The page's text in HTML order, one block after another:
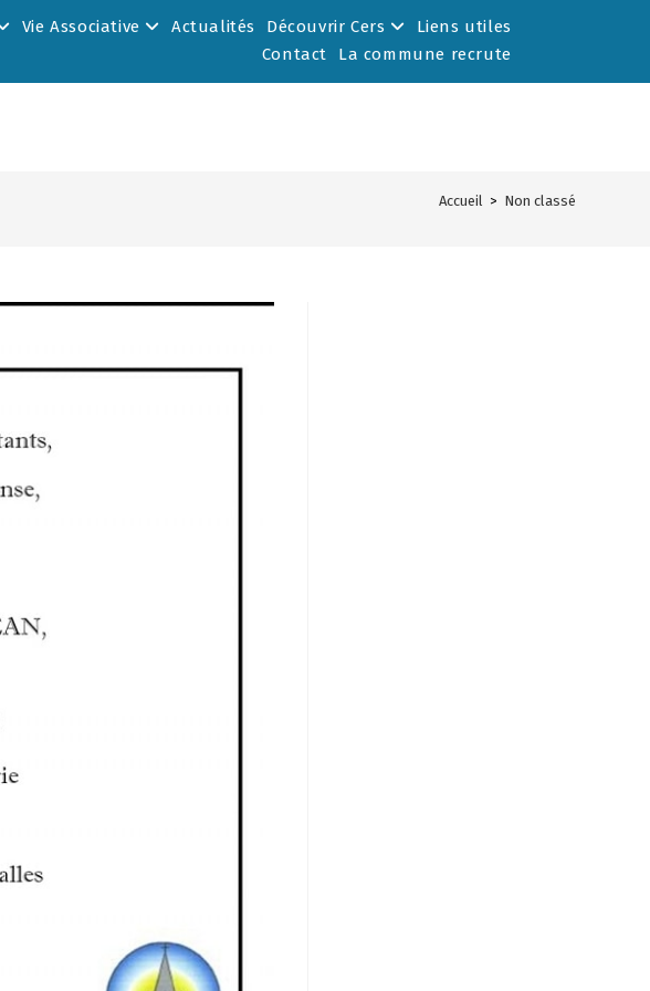
Vie Associative Actualités Découvrir Cers
Liens utiles
Contact
La commune recrute
Accueil > Non classé